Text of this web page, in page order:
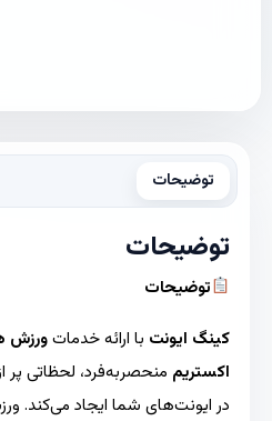
توضیحات
توضیحات
توضیحات
کینگ ایونت با ارائه خدماتورزش
اکستریم منحصربه‌فرد، لحظاتی پر
در ایونت‌های شما ایجاد می‌کند.